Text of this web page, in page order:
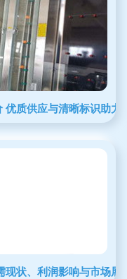
质供应与清晰标识助力
现状、利润影响与市场展